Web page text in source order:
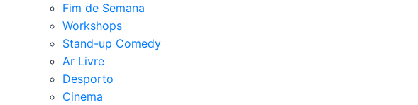
Fim de Semana
Workshops
Stand-up Comedy
Ar Livre
Desporto
Cinema